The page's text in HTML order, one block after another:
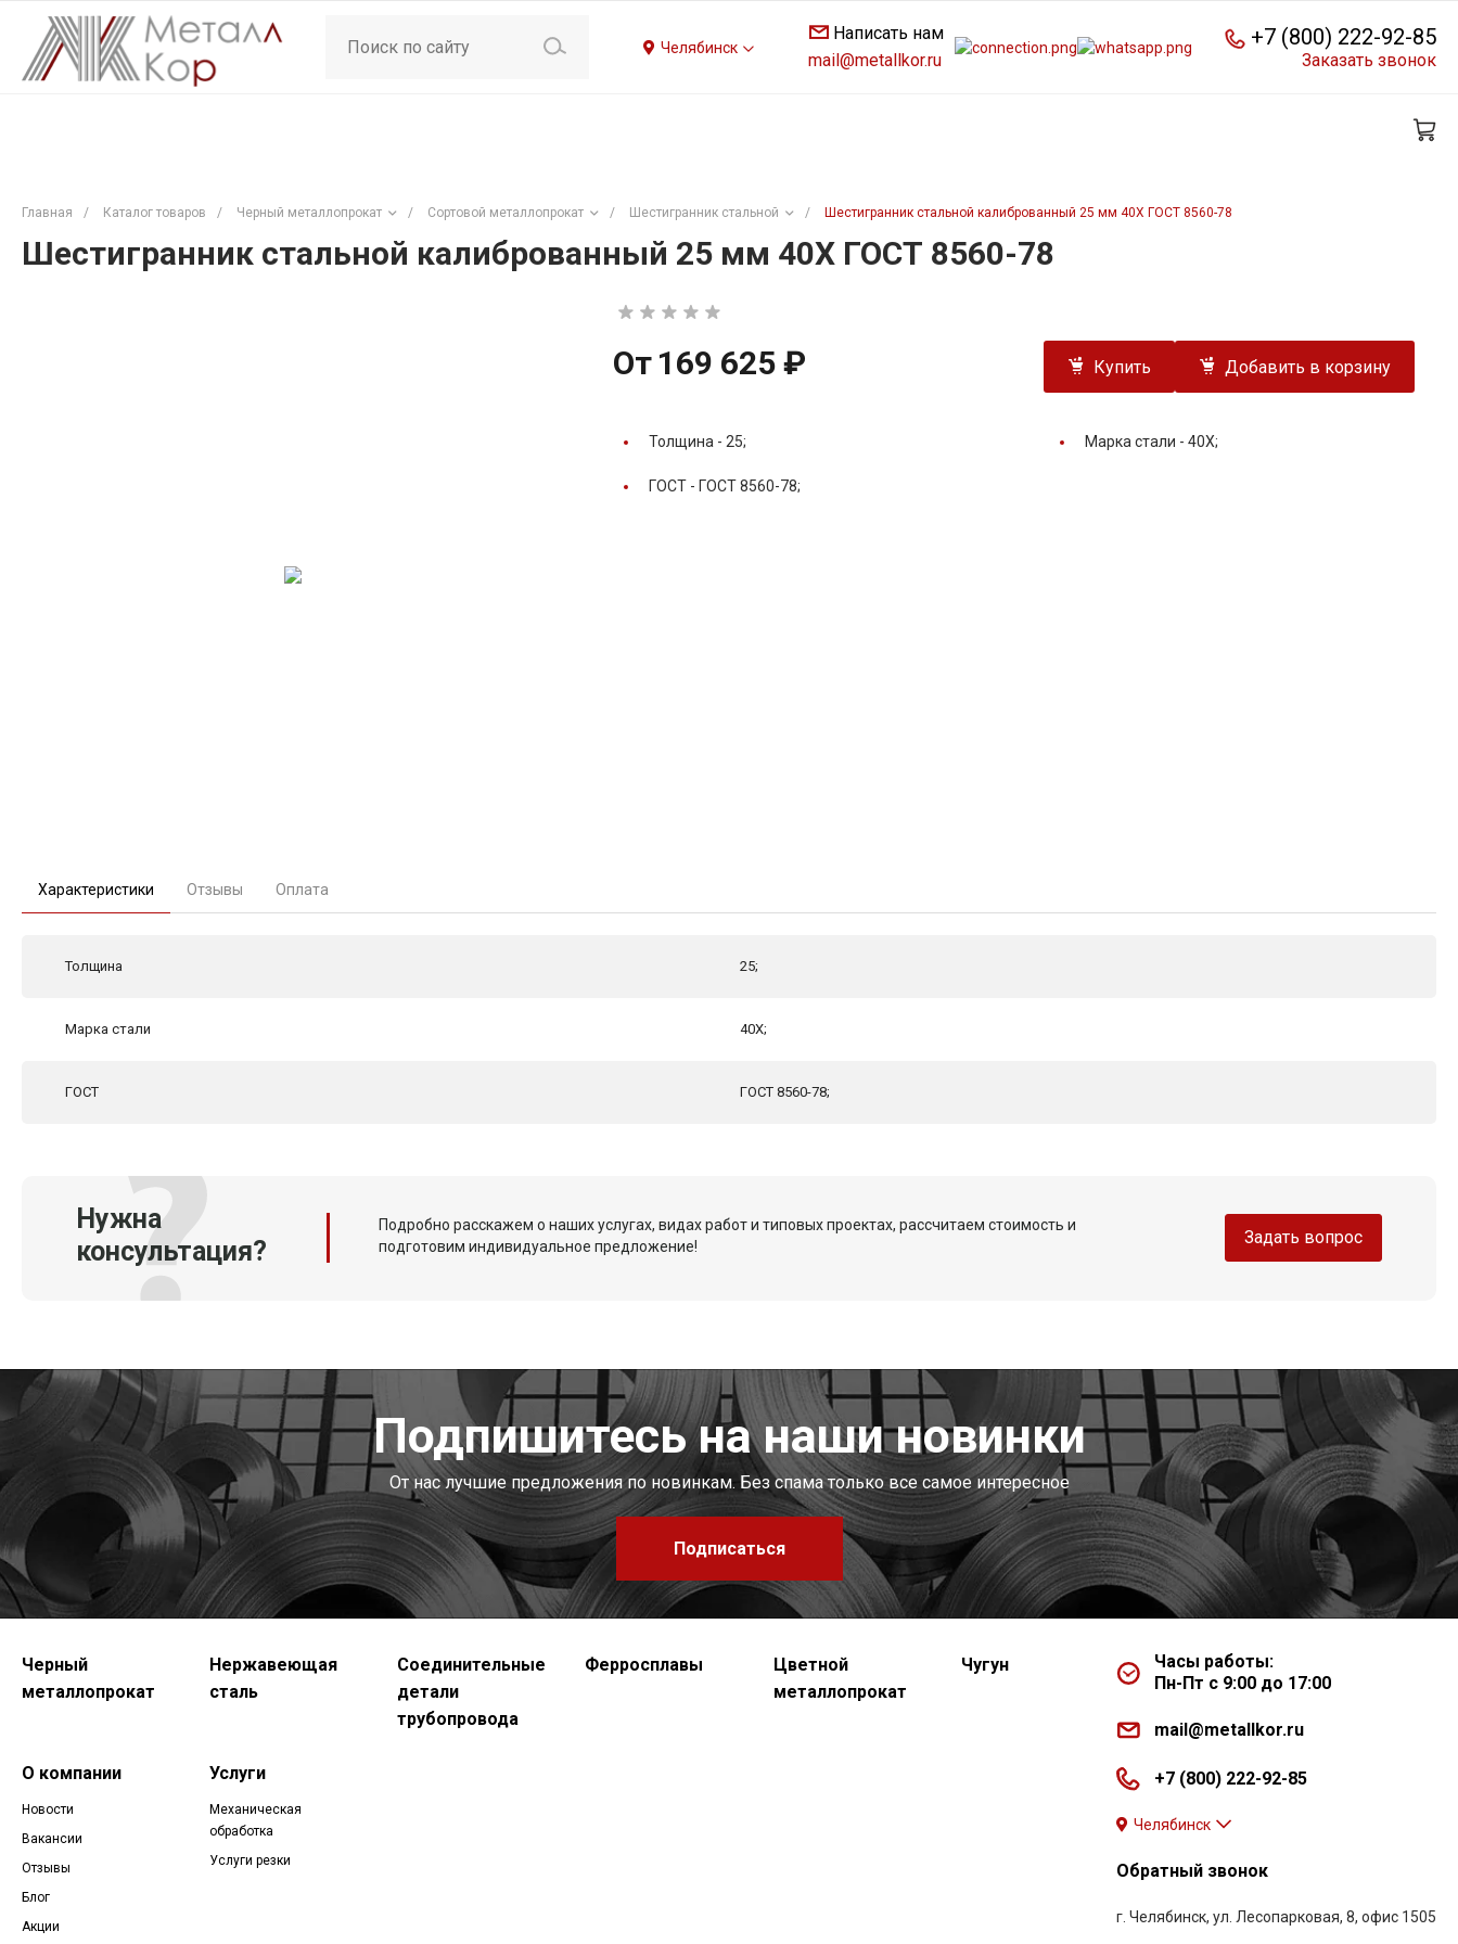
Челябинск
Написать нам
mail@metallkor.ru
+7 (800) 222-92-85
Заказать звонок
Главная / Каталог товаров / Черный металлопрокат / Сортовой металлопрокат / Шестигранник стальной / Шестигранник стальной калиброванный 25 мм 40Х ГОСТ 8560-78
Шестигранник стальной калиброванный 25 мм 40Х ГОСТ 8560-78
От 169 625 ₽ Купить Добавить в корзину
Толщина - 25; Марка стали - 40Х;
ГОСТ - ГОСТ 8560-78;
Характеристики Отзывы Оплата
Толщина 25;
Марка стали 40Х;
ГОСТ ГОСТ 8560-78;
Нужна
консультация?
Подробно расскажем о наших услугах, видах работ и типовых проектах, рассчитаем стоимость и
подготовим индивидуальное предложение!
Задать вопрос
Подпишитесь на наши новинки
От нас лучшие предложения по новинкам. Без спама только все самое интересное
Подписаться
Черный
металлопрокат
Нержавеющая
сталь
Соединительные
детали
трубопровода
Ферросплавы
Цветной
металлопрокат
Чугун
О компании
Новости
Вакансии
Отзывы
Блог
Акции
Услуги
Механическая
обработка
Услуги резки
Часы работы:
Пн-Пт с 9:00 до 17:00
mail@metallkor.ru
+7 (800) 222-92-85
Челябинск
Обратный звонок
г. Челябинск, ул. Лесопарковая, 8, офис 1505